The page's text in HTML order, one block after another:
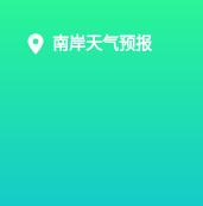
南岸天气预报